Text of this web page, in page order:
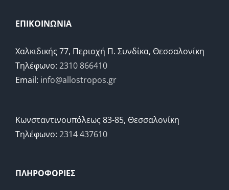
ΕΠΙΚΟΙΝΩΝΙΑ
Χαλκιδικής 77, Περιοχή Π. Συνδίκα, Θεσσαλονίκη
Τηλέφωνο: 2310 866410
Email: info@allostropos.gr
Κωνσταντινουπόλεως 83-85, Θεσσαλονίκη
Τηλέφωνο: 2314 437610
ΠΛΗΡΟΦΟΡΙΕΣ